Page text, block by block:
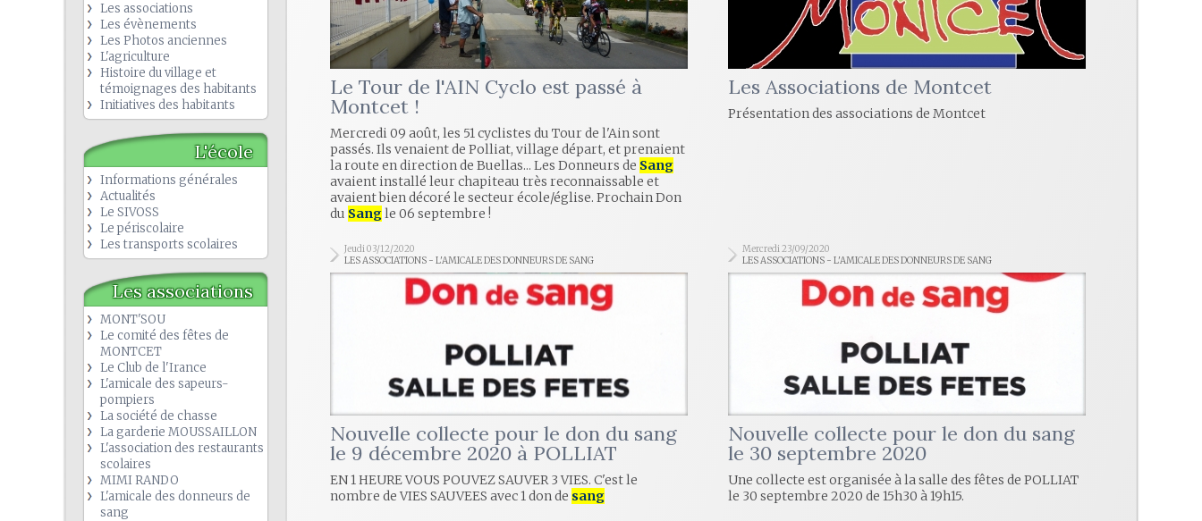
Les associations
Les évènements
Les Photos anciennes
L'agriculture
Histoire du village et
témoignages des habitants
Initiatives des habitants
L'école
Informations générales
Actualités
Le SIVOSS
Le périscolaire
Les transports scolaires
Les associations
MONT'SOU
Le comité des fêtes de
MONTCET
Le Club de l'Irance
L'amicale des sapeurs-
pompiers
La société de chasse
La garderie MOUSSAILLON
L'association des restaurants
scolaires
MIMI RANDO
L'amicale des donneurs de
sang
Le Tour de l'AIN Cyclo est passé à
Montcet !
Mercredi 09 août, les 51 cyclistes du Tour de l'Ain sont
passés. Ils venaient de Polliat, village départ, et prenaient
la route en direction de Buellas... Les Donneurs de Sang
avaient installé leur chapiteau très reconnaissable et
avaient bien décoré le secteur école/église. Prochain Don
du Sangle 06 septembre !
Les Associations de Montcet
Présentation des associations de Montcet
Jeudi 03/12/2020
LES ASSOCIATIONS - L'AMICALE DES DONNEURS DE SANG
Nouvelle collecte pour le don du sang
le 9 décembre 2020 à POLLIAT
EN 1 HEURE VOUS POUVEZ SAUVER 3 VIES. C'est le
nombre de VIES SAUVEES avec 1 don de sang
Mercredi 23/09/2020
LES ASSOCIATIONS - L'AMICALE DES DONNEURS DE SANG
Nouvelle collecte pour le don du sang
le 30 septembre 2020
Une collecte est organisée à la salle des fêtes de POLLIAT
le 30 septembre 2020 de 15h30 à 19h15.